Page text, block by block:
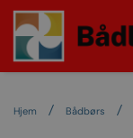
Hjem Bådbørs